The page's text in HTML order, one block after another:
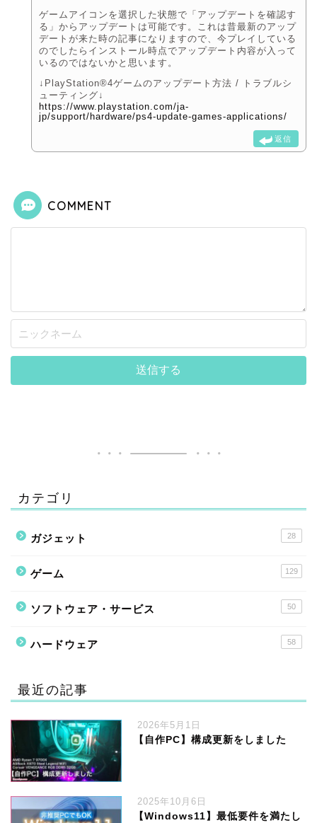
ゲームアイコンを選択した状態で「アップデートを確認す
る」からアップデートは可能です。これは昔最新のアップ
デートが来た時の記事になりますので、今プレイしている
のでしたらインストール時点でアップデート内容が入って
いるのではないかと思います。
↓PlayStation®4ゲームのアップデート方法 / トラブルシ
ューティング↓
https://www.playstation.com/ja-
jp/support/hardware/ps4-update-games-applications/
返信
COMMENT
カテゴリ
ガジェット 28
ゲーム 129
ソフトウェア・サービス 50
ハードウェア 58
最近の記事
2026年5月1日
【自作PC】構成更新をしました
2025年10月6日
【Windows11】最低要件を満たし